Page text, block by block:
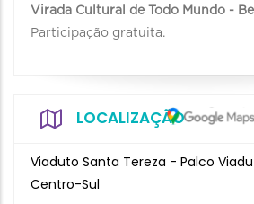
Virada Cultural de Todo Mundo -
Participação gratuita.
LOCALIZAÇÃO
Viaduto Santa Tereza - Palco
Centro-Sul